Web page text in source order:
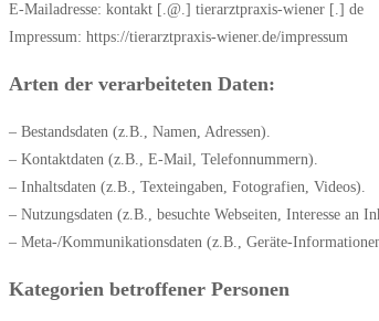
E-Mailadresse: kontakt [.@.] tierarztpraxis-wiener [.] de
Impressum: https://tierarztpraxis-wiener.de/impressum
Arten der verarbeiteten Daten:
– Bestandsdaten (z.B., Namen, Adressen).
– Kontaktdaten (z.B., E-Mail, Telefonnummern).
– Inhaltsdaten (z.B., Texteingaben, Fotografien, Videos).
– Nutzungsdaten (z.B., besuchte Webseiten, Interesse an
– Meta-/Kommunikationsdaten (z.B., Geräte-
Kategorien betroffener Personen